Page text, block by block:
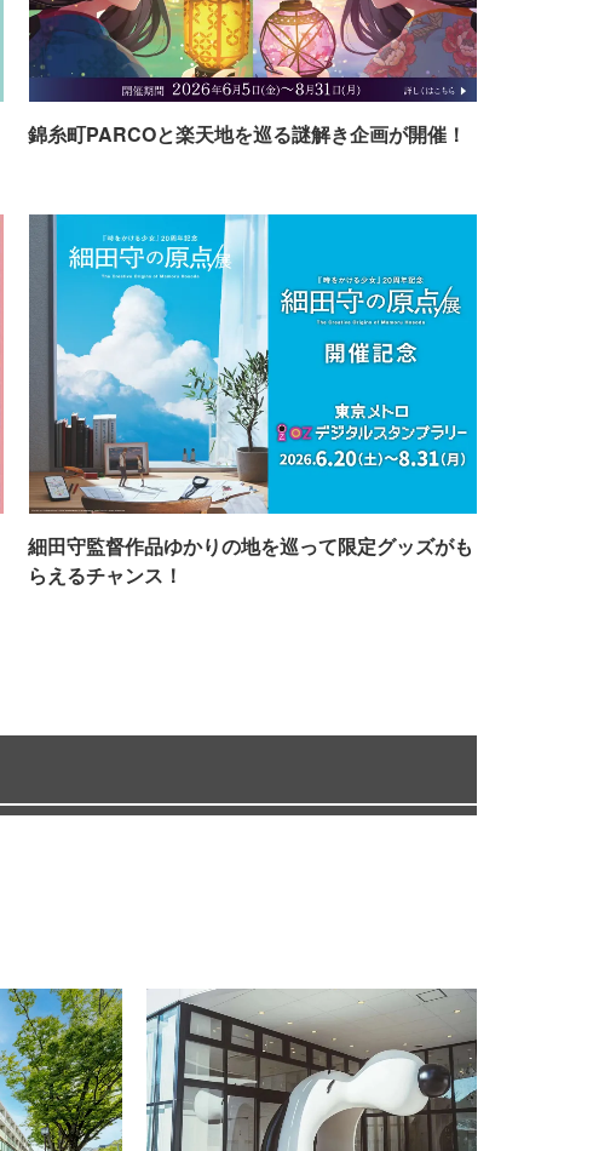
錦糸町PARCOと楽天地を巡る謎解き企画が開催！
細田守監督作品ゆかりの地を巡って限定グッズがも
らえるチャンス！